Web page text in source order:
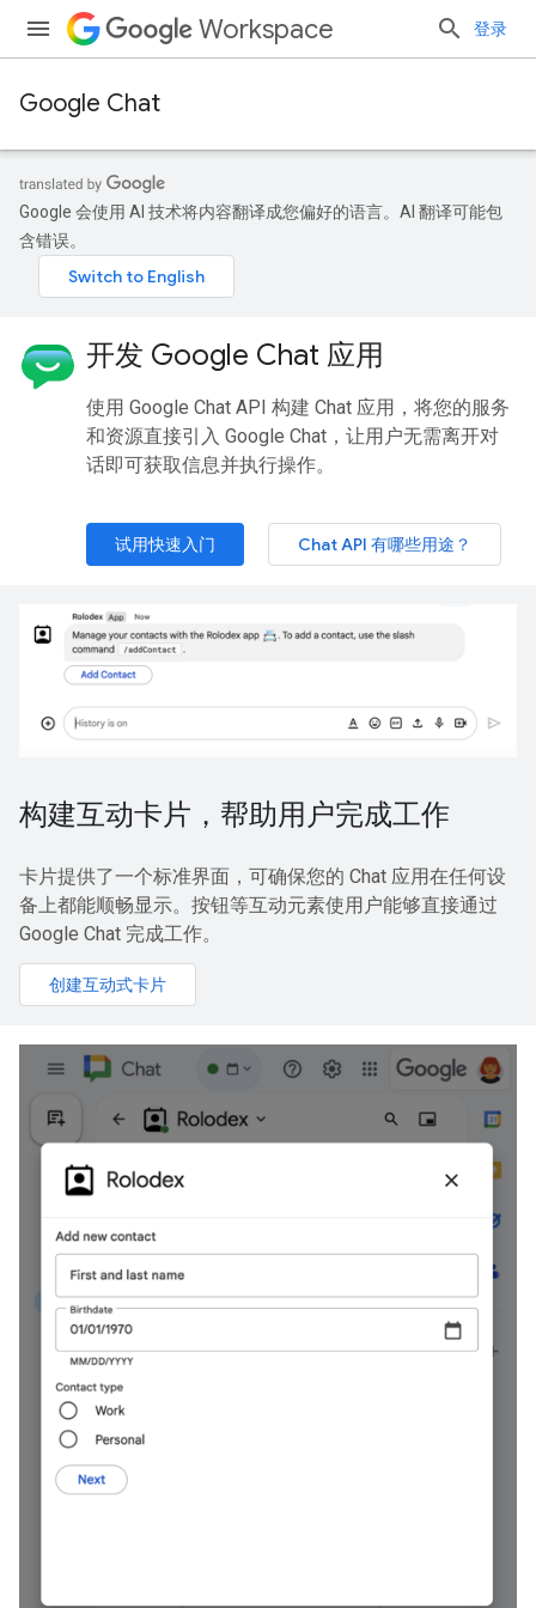
Workspace 登录
Google Chat
Google 会使用 AI 技术将内容翻译成您偏好的语言。AI 翻译可能包
含错误。
开发 Google Chat 应用
使用 Google Chat API 构建 Chat 应用，将您的服务
和资源直接引入 Google Chat，让用户无需离开对
话即可获取信息并执行操作。
试用快速入门 Chat API 有哪些用途？
构建互动卡片，帮助用户完成工作
卡片提供了一个标准界面，可确保您的 Chat 应用在任何设
备上都能顺畅显示。按钮等互动元素使用户能够直接通过
Google Chat 完成工作。
创建互动式卡片